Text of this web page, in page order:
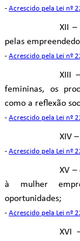
- Acrescido pela Lei nº
XII –
pelas
- Acrescido pela Lei nº
XIII
femininas, os
como a reflexão
- Acrescido pela Lei nº
XIV
- Acrescido pela Lei nº
XV
à mulher
oportunidades;
- Acrescido pela Lei nº
XVI